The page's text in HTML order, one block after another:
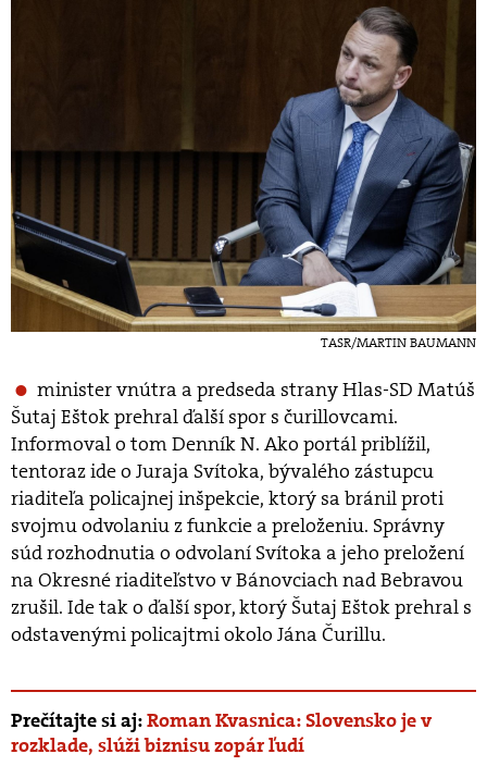
TASR/MARTIN BAUMANN
minister vnútra a predseda strany Hlas-SD Matúš
Šutaj Eštok prehral ďalší spor s čurillovcami.
Informoval o tom Denník N. Ako portál priblížil,
tentoraz ide o Juraja Svítoka, bývalého zástupcu
riaditeľa policajnej inšpekcie, ktorý sa bránil proti
svojmu odvolaniu z funkcie a preloženiu. Správny
súd rozhodnutia o odvolaní Svítoka a jeho preložení
na Okresné riaditeľstvo v Bánovciach nad Bebravou
zrušil. Ide tak o ďalší spor, ktorý Šutaj Eštok prehral s
odstavenými policajtmi okolo Jána Čurillu.
Prečítajte si aj:Roman Kvasnica: Slovensko je v
rozklade, slúži biznisu zopár ľudí